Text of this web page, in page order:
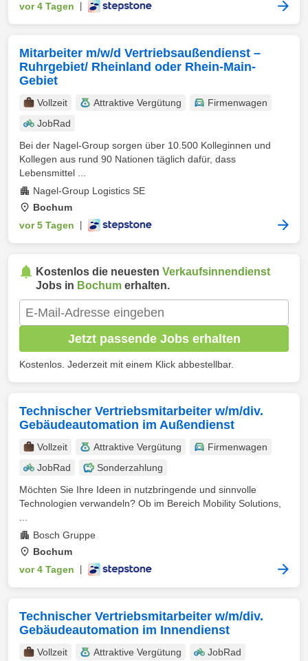
vor 4 Tagen
Mitarbeiter m/w/d Vertriebsaußendienst –
Ruhrgebiet/ Rheinland oder Rhein-Main-
Gebiet
Vollzeit Attraktive Vergütung
Firmenwagen
JobRad
Bei der Nagel-Group sorgen über 10.500 Kolleginnen und
Kollegen aus rund 90 Nationen täglich dafür, dass
Lebensmittel ...
Nagel-Group Logistics SE
Bochum
vor 5 Tagen
Kostenlos die neuesten Verkaufsinnendienst
Jobs in Bochum erhalten.
Jetzt passende Jobs erhalten
Kostenlos. Jederzeit mit einem Klick abbestellbar.
Technischer Vertriebsmitarbeiter w/m/div.
Gebäudeautomation im Außendienst
Vollzeit Attraktive Vergütung
Firmenwagen
JobRad
Sonderzahlung
Möchten Sie Ihre Ideen in nutzbringende und sinnvolle
Technologien verwandeln? Ob im Bereich Mobility Solutions,
Bosch Gruppe
Bochum
vor 4 Tagen
Technischer Vertriebsmitarbeiter w/m/div.
Gebäudeautomation im Innendienst
Vollzeit Attraktive Vergütung JobRad